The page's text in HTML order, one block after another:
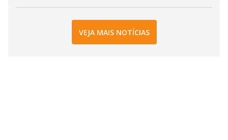
VEJA MAIS NOTÍCIAS